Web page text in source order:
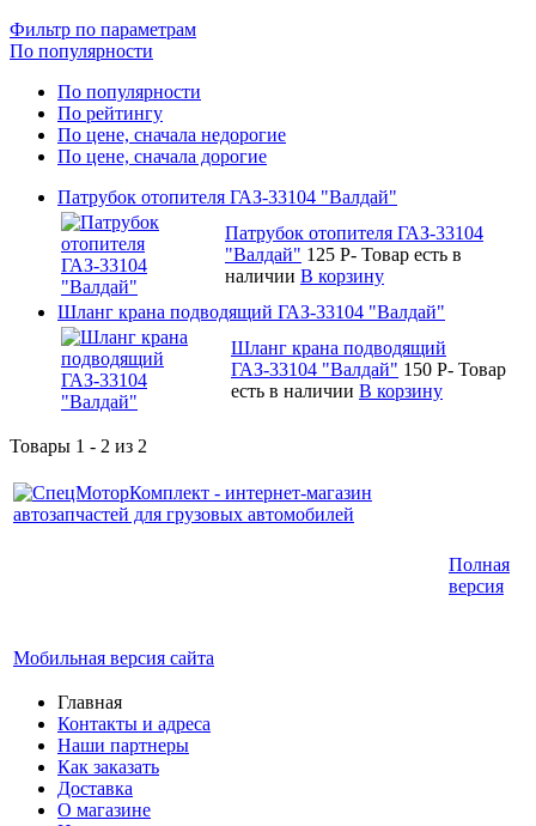
Фильтр по параметрам
По популярности
По популярности
По рейтингу
По цене, сначала недорогие
По цене, сначала дорогие
Патрубок отопителя ГАЗ-33104 "Валдай"
Патрубок отопителя ГАЗ-33104
"Валдай" 125 P- Товар есть в
наличии В корзину
Шланг крана подводящий ГАЗ-33104 "Валдай"
Шланг крана подводящий
ГАЗ-33104 "Валдай" 150 P- Товар
есть в наличии В корзину
Товары 1 - 2 из 2
Мобильная версия сайта
Полная
версия
Главная
Контакты и адреса
Наши партнеры
Как заказать
Доставка
О магазине